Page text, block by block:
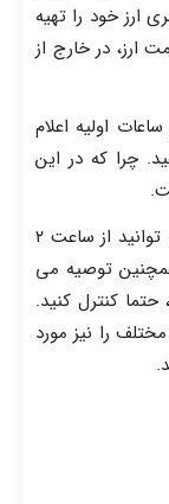
ارز خود را تهیه
ارز، در خارج از
اولیه اعلام
چرا که در این
چنانچه قصد خرید ارز در ایران را دارید، می توانید از ساعت ۲
همچنین توصیه می
کنترل کنید.
را نیز مورد